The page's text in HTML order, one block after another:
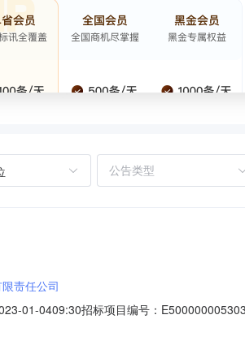
责任公司
01-0409:30招标项目编号：
求:;保证金金额:0.00元,投标文件递交时间: